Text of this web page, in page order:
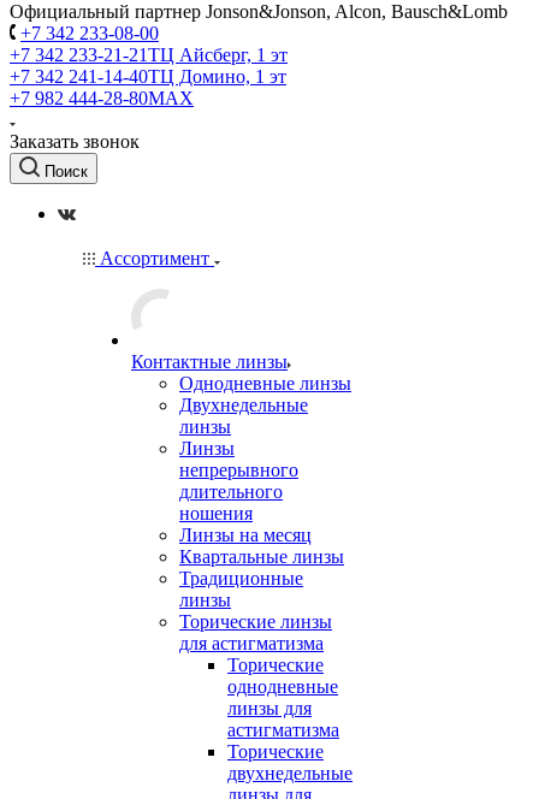
Официальный партнер Jonson&Jonson, Alcon, Bausch&Lomb
+7 342 233-08-00
+7 342 233-21-21ТЦ Айсберг, 1 эт
+7 342 241-14-40ТЦ Домино, 1 эт
+7 982 444-28-80MAX
Заказать звонок
Поиск
Ассортимент
Контактные линзы
Однодневные линзы
Двухнедельные
линзы
Линзы
непрерывного
длительного
ношения
Линзы на месяц
Квартальные линзы
Традиционные
линзы
Торические линзы
для астигматизма
Торические
однодневные
линзы для
астигматизма
Торические
двухнедельные
линзы для